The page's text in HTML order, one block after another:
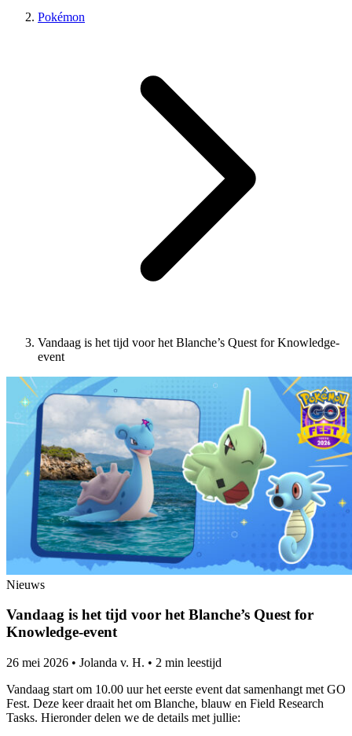
Pokémon
Vandaag is het tijd voor het Blanche’s Quest for Knowledge-
event
Nieuws
Vandaag is het tijd voor het Blanche’s Quest for
Knowledge-event
26 mei 2026 • Jolanda v. H. • 2 min leestijd
Vandaag start om 10.00 uur het eerste event dat samenhangt met GO
Fest. Deze keer draait het om Blanche, blauw en Field Research
Tasks. Hieronder delen we de details met jullie: